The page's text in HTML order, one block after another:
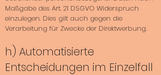
Maßgabe des Art. 21 DSGVO Widerspruch
einzulegen. Dies gilt auch gegen die
Verarbeitung für Zwecke der Direktwerbung.
h) Automatisierte
Entscheidungen im Einzelfall